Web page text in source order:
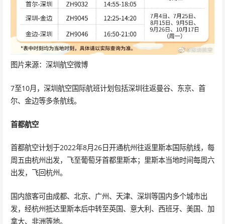
图片来源：深圳航空微博
7至10月，深圳航空国际航班计划包括深圳往返曼谷、东京、首
尔、金边等多条航线。
首都航空
首都航空计划于2022年8月26日开通杭州往返里斯本国际航线，每
周五由杭州出发，飞至葡萄牙首都里斯本；里斯本当地时间每周六
出发，飞回杭州。
国内旅客可由成都、北京、广州、天津、深圳等国内多个城市出
发，经杭州抵达里斯本后中转至英国、意大利、西班牙、美国、加
拿大、非洲等地。